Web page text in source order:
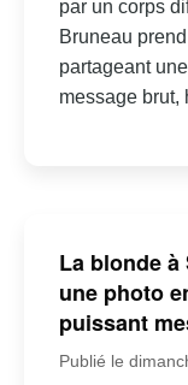
par un corps
Bruneau
partageant
message brut,
La blonde
une photo
puissant
Publié le